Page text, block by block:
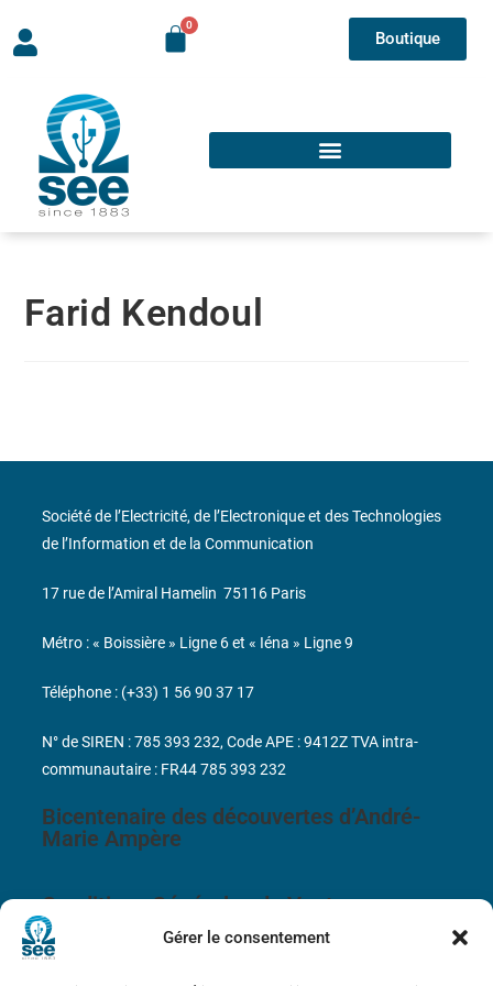
Gérer le consentement
Boutique
Farid Kendoul
Bicentenaire des découvertes d’André-
Marie Ampère
Conditions Générales de Vente
Société de l’Electricité, de l’Electronique et des Technologies
de l’Information et de la Communication
17 rue de l’Amiral Hamelin 75116 Paris
Métro : « Boissière » Ligne 6 et « Iéna » Ligne 9
Téléphone : (+33) 1 56 90 37 17
N° de SIREN : 785 393 232, Code APE : 9412Z TVA intra-
communautaire : FR44 785 393 232